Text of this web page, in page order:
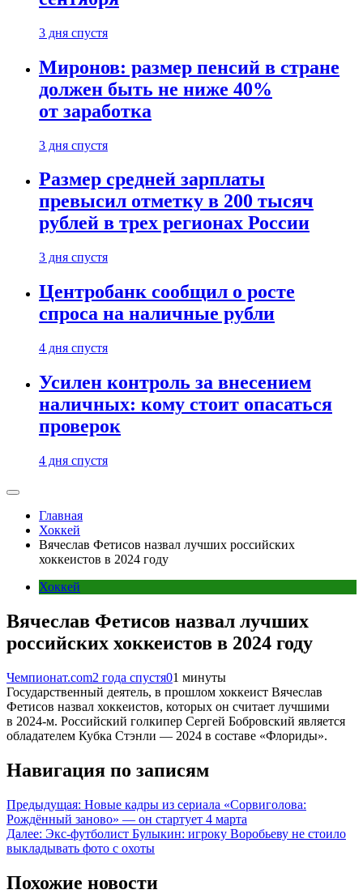
3 дня спустя
Миронов: размер пенсий в стране
должен быть не ниже 40%
от заработка
3 дня спустя
Размер средней зарплаты
превысил отметку в 200 тысяч
рублей в трех регионах России
3 дня спустя
Центробанк сообщил о росте
спроса на наличные рубли
4 дня спустя
Усилен контроль за внесением
наличных: кому стоит опасаться
проверок
4 дня спустя
Главная
Хоккей
Вячеслав Фетисов назвал лучших российских
хоккеистов в 2024 году
Хоккей
Вячеслав Фетисов назвал лучших
российских хоккеистов в 2024 году
Чемпионат.com2 года спустя01 минуты
Государственный деятель, в прошлом хоккеист Вячеслав
Фетисов назвал хоккеистов, которых он считает лучшими
в 2024-м. Российский голкипер Сергей Бобровский является
обладателем Кубка Стэнли — 2024 в составе «Флориды».
Навигация по записям
Предыдущая: Новые кадры из сериала «Сорвиголова:
Рождённый заново» — он стартует 4 марта
Далее: Экс-футболист Булыкин: игроку Воробьеву не стоило
выкладывать фото с охоты
Похожие новости